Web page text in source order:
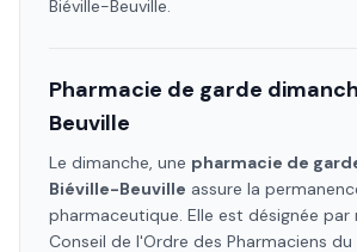
Biéville-Beuville.
Pharmacie de garde
Beuville
Le dimanche, une pharmacie de
Biéville-Beuville assure la
pharmaceutique. Elle est désignée
Conseil de l'Ordre des Pharmaciens du